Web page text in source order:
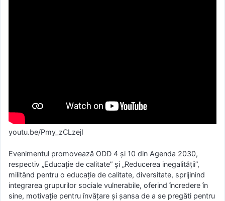
youtu.be/Pmy_zCLzejI
Evenimentul promovează ODD 4 și 10 din Agenda 2030,
respectiv „Educaţie de calitate” și „Reducerea inegalității”,
militând pentru o educație de calitate, diversitate, sprijinind
integrarea grupurilor sociale vulnerabile, oferind încredere în
sine, motivație pentru învățare și șansa de a se pregăti pentru